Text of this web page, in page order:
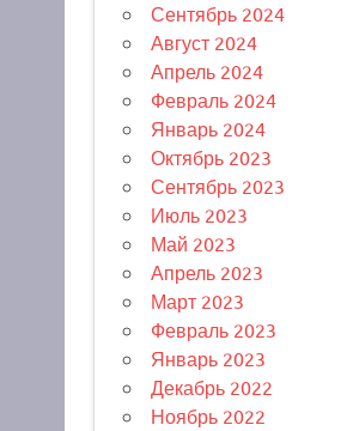
Сентябрь 2024
Август 2024
Апрель 2024
Февраль 2024
Январь 2024
Октябрь 2023
Сентябрь 2023
Июль 2023
Май 2023
Апрель 2023
Март 2023
Февраль 2023
Январь 2023
Декабрь 2022
Ноябрь 2022